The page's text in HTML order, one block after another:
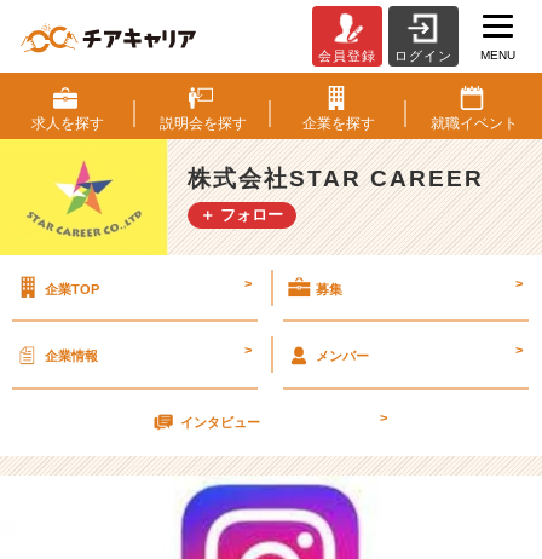
n
s
t
a
g
r
投
毎
週
曜
日！
【株
式
会員登録 ログイン MENU
求人を探す 説明会を探す 企業を探す 就職イベント
株式会社STAR CAREER
＋ フォロー
企業TOP > 募集 >
企業情報 > メンバー >
インタビュー >